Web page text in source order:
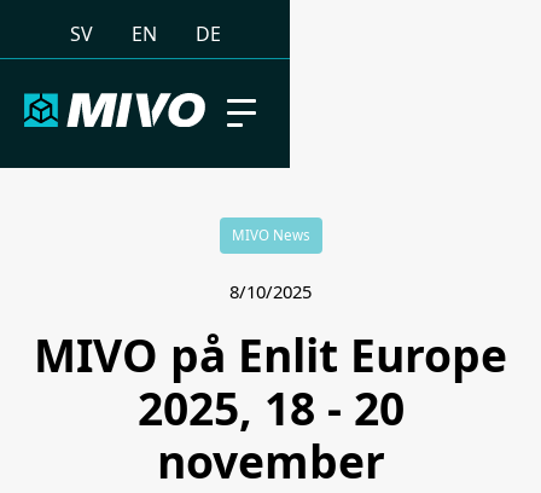
SV EN DE
MIVO News
8/10/2025
MIVO på Enlit Europe
2025, 18 - 20
november